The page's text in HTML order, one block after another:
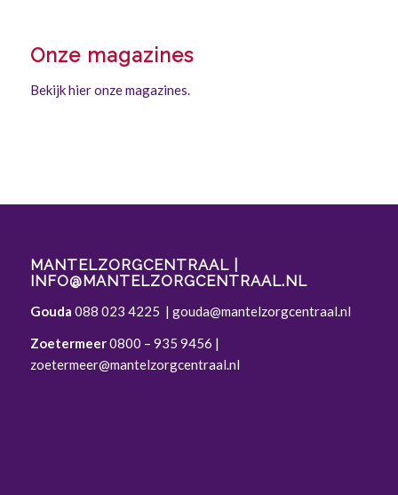
Onze magazines
Bekijk hier onze magazines.
MANTELZORGCENTRAAL |
INFO@MANTELZORGCENTRAAL.NL
Gouda 088 023 4225 | gouda@mantelzorgcentraal.nl
Zoetermeer0800 – 935 9456 |
zoetermeer@mantelzorgcentraal.nl